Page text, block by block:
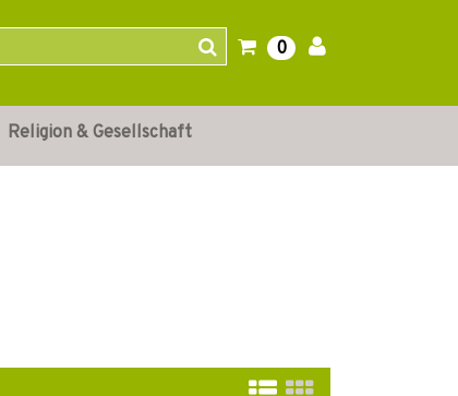
0
Religion & Gesellschaft